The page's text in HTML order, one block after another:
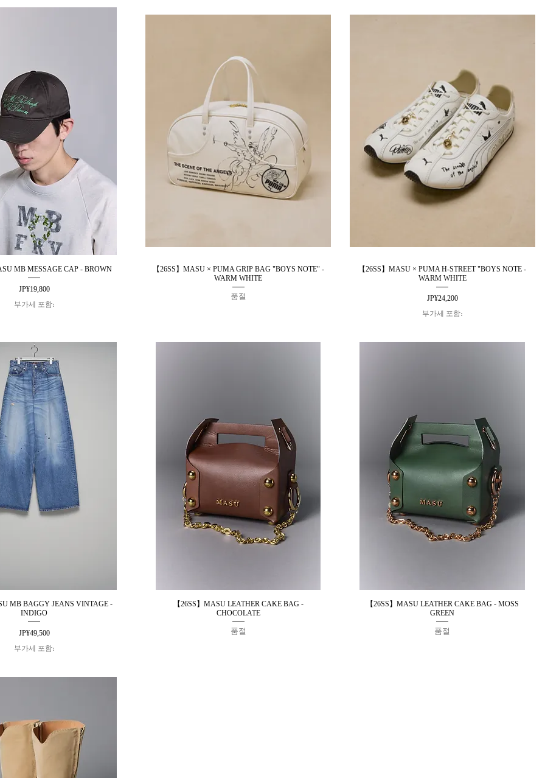
제품보기
MB MESSAGE CAP - BROWN
가격
JP¥19,800
부가세 포함:
제품보기
【26SS】MASU × PUMA GRIP BAG "BOYS NOTE" -
WARM WHITE
품절
제품보기
【26SS】MASU × PUMA H-STREET "BOYS NOTE -
WARM WHITE
가격
JP¥24,200
부가세 포함:
제품보기
MB BAGGY JEANS VINTAGE -
INDIGO
가격
JP¥49,500
부가세 포함:
제품보기
【26SS】MASU LEATHER CAKE BAG -
CHOCOLATE
품절
제품보기
【26SS】MASU LEATHER CAKE BAG - MOSS
GREEN
품절